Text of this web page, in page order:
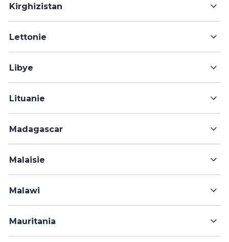
Kirghizistan
Lettonie
Libye
Lituanie
Madagascar
Malaisie
Malawi
Mauritania